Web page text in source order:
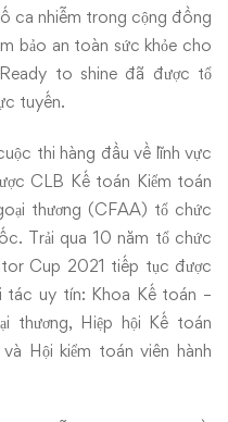
ca nhiễm trong cộng đồng
bảo an toàn sức khỏe cho
to shine đã được tổ
tuyến.
thi hàng đầu về lĩnh vực
CLB Kế toán Kiểm toán
thương (CFAA) tổ chức
Trải qua 10 năm tổ chức
Cup 2021 tiếp tục được
tác uy tín: Khoa Kế toán –
thương, Hiệp hội Kế toán
Hội kiểm toán viên hành